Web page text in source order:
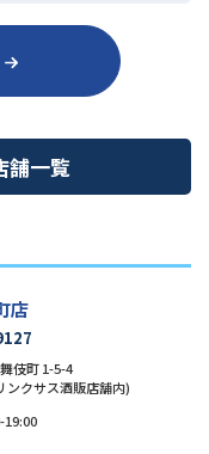
舗一覧
店
伎町 1-5-4
ンクサス酒販店舗内)
19:00